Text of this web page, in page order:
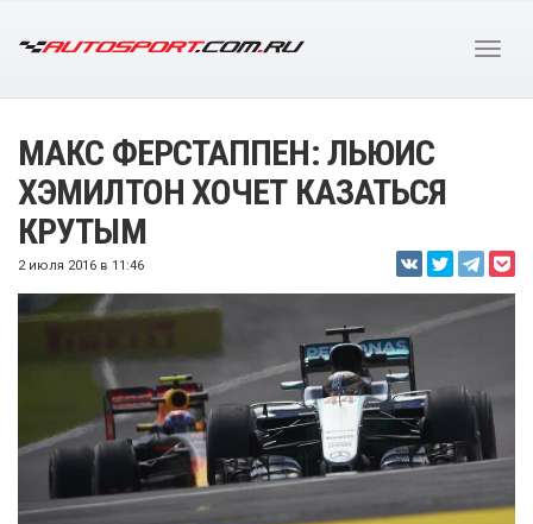
МАКС ФЕРСТАППЕН: ЛЬЮИС
ХЭМИЛТОН ХОЧЕТ КАЗАТЬСЯ
КРУТЫМ
2 июля 2016 в 11:46